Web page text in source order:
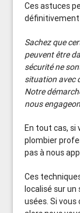
Ces astuces
Sachez que
peuvent être
sécurité ne
situation avec
Notre
nous
En tout cas, si
plombier
pas à nous
Ces
localisé sur
usées. Si